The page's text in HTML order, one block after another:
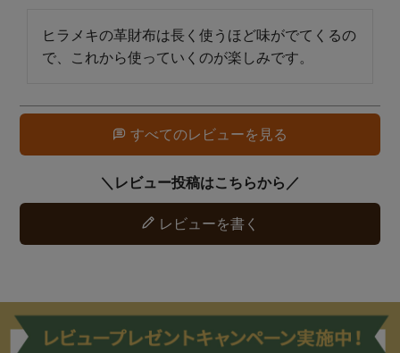
ヒラメキの革財布は長く使うほど味がでてくるの
で、これから使っていくのが楽しみです。
すべてのレビューを見る
レビューを書く